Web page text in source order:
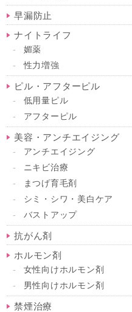
早漏防止
ナイトライフ
媚薬
性力増強
ピル・アフターピル
低用量ピル
アフターピル
美容・アンチエイジング
アンチエイジング
ニキビ治療
まつげ育毛剤
シミ・シワ・美白ケア
バストアップ
抗がん剤
ホルモン剤
女性向けホルモン剤
男性向けホルモン剤
禁煙治療